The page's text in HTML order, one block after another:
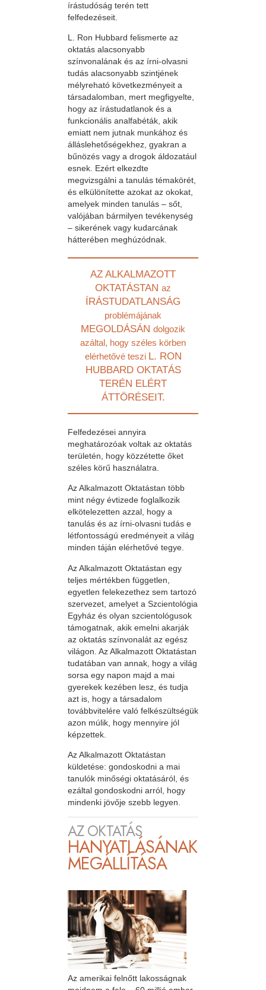
írástudóság terén tett
felfedezéseit.
L. Ron Hubbard felismerte az
oktatás alacsonyabb
színvonalának és az írni-olvasni
tudás alacsonyabb szintjének
mélyreható következményeit a
társadalomban, mert megfigyelte,
hogy az írástudatlanok és a
funkcionális analfabéták, akik
emiatt nem jutnak munkához és
álláslehetőségekhez, gyakran a
bűnözés vagy a drogok áldozatául
esnek. Ezért elkezdte
megvizsgálni a tanulás témakörét,
és elkülönítette azokat az okokat,
amelyek minden tanulás – sőt,
valójában bármilyen tevékenység
– sikerének vagy kudarcának
hátterében meghúzódnak.
AZ ALKALMAZOTT
OKTATÁSTAN az
ÍRÁSTUDATLANSÁG
problémájának
MEGOLDÁSÁN dolgozik
azáltal, hogy széles körben
elérhetővé teszi L. RON
HUBBARD OKTATÁS
TERÉN ELÉRT
ÁTTÖRÉSEIT.
Felfedezései annyira
meghatározóak voltak az oktatás
területén, hogy közzétette őket
széles körű használatra.
Az Alkalmazott Oktatástan több
mint négy évtizede foglalkozik
elkötelezetten azzal, hogy a
tanulás és az írni-olvasni tudás e
létfontosságú eredményeit a világ
minden táján elérhetővé tegye.
Az Alkalmazott Oktatástan egy
teljes mértékben független,
egyetlen felekezethez sem tartozó
szervezet, amelyet a Szcientológia
Egyház és olyan szcientológusok
támogatnak, akik emelni akarják
az oktatás színvonalát az egész
világon. Az Alkalmazott Oktatástan
tudatában van annak, hogy a világ
sorsa egy napon majd a mai
gyerekek kezében lesz, és tudja
azt is, hogy a társadalom
továbbvitelére való felkészültségük
azon múlik, hogy mennyire jól
képzettek.
Az Alkalmazott Oktatástan
küldetése: gondoskodni a mai
tanulók minőségi oktatásáról, és
ezáltal gondoskodni arról, hogy
mindenki jövője szebb legyen.
AZ OKTATÁS
HANYATLÁSÁNAK
MEGÁLLÍTÁSA
Az amerikai felnőtt lakosságnak